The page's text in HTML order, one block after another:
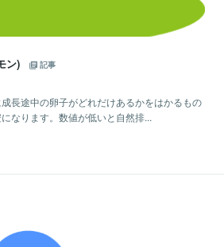
ン)
記事
長途中の卵子がどれだけあるかをはかるもの
なります。数値が低いと自然排...